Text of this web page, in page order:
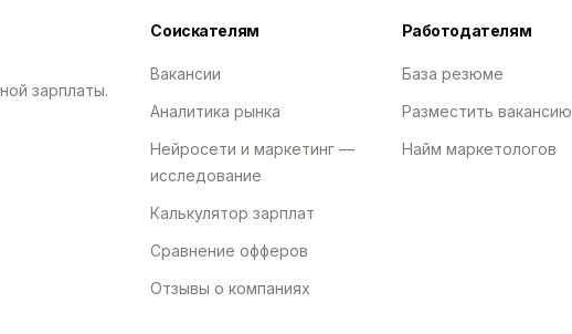
зарплаты.
Соискателям
Вакансии
Аналитика рынка
Нейросети и маркетинг —
исследование
Калькулятор зарплат
Сравнение офферов
Отзывы о компаниях
Работодателям
База резюме
Разместить вакансию
Найм маркетологов